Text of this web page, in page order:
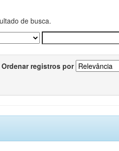
de busca.
Ordenar registros por